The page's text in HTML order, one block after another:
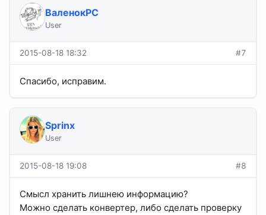
ВаленокPC
User
2015-08-18 18:32 #7
Спасибо, исправим.
Sprinx
User
2015-08-18 19:08 #8
Смысл хранить лишнею информацию?
Можно сделать конвертер, либо сделать проверку